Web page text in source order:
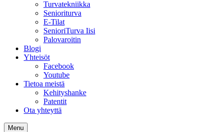
Turvatekniikka
Senioriturva
E-Tilat
SenioriTurva Iisi
Palovaroitin
Blogi
Yhteisöt
Facebook
Youtube
Tietoa meistä
Kehityshanke
Patentit
Ota yhteyttä
Menu